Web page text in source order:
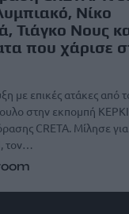
Νίκο
Τιάγκο Νους
που χάρισε
με επικές ατάκες από
στην εκπομπή
CRETA. Μίλησε για
τον…